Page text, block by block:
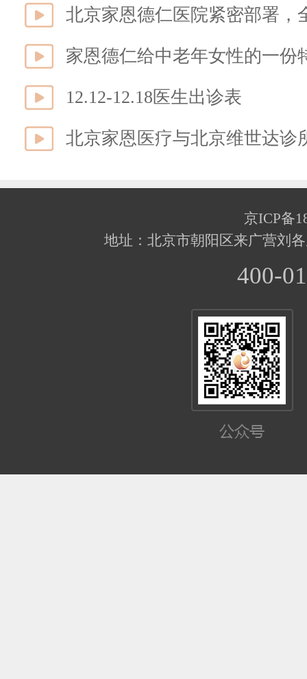
北京家恩德仁医院紧密部署，
家恩德仁给中老年女性的一份
12.12-12.18医生出诊表
北京家恩医疗与北京维世达诊
京ICP备
地址：北京市朝阳区来广营刘
400-